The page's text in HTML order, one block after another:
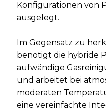
Konfigurationen von
ausgelegt.
Im Gegensatz zu
benötigt die hybride
aufwändige
und arbeitet bei
moderaten
eine vereinfachte